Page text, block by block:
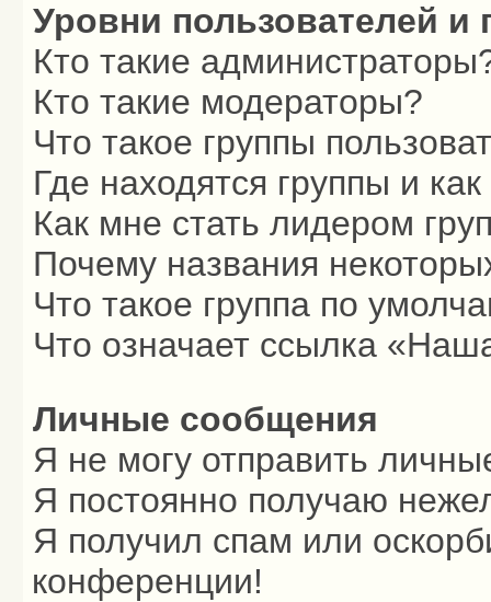
Уровни пользователей и
Кто такие
Кто такие модераторы?
Что такое группы
Где находятся группы и
Как мне стать лидером
Почему названия
Что такое группа по
Что означает ссылка
Личные сообщения
Я не могу отправить
Я постоянно получаю
Я получил спам или
конференции!